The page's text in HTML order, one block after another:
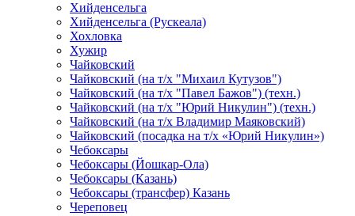
Хийденсельга
Хийденсельга (Рускеала)
Хохловка
Хужир
Чайковский
Чайковский (на т/х "Михаил Кутузов")
Чайковский (на т/х "Павел Бажов") (техн.)
Чайковский (на т/х "Юрий Никулин") (техн.)
Чайковский (на т/х Владимир Маяковский)
Чайковский (посадка на т/х «Юрий Никулин»)
Чебоксары
Чебоксары (Йошкар-Ола)
Чебоксары (Казань)
Чебоксары (трансфер) Казань
Череповец